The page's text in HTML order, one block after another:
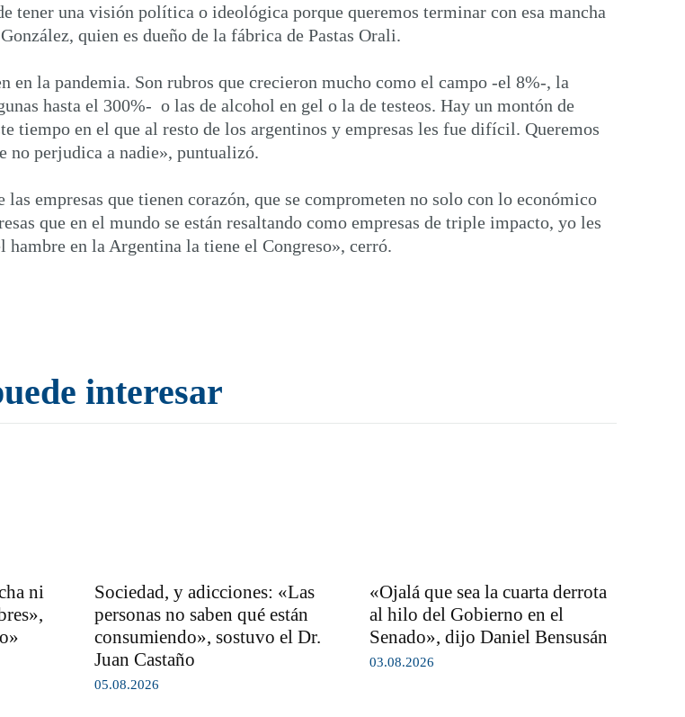
tener una visión política o ideológica porque queremos terminar con esa mancha
quien es dueño de la fábrica de Pastas Orali.
en la pandemia. Son rubros que crecieron mucho como el campo -el 8%-, la
hasta el 300%- o las de alcohol en gel o la de testeos. Hay un montón de
tiempo en el que al resto de los argentinos y empresas les fue difícil. Queremos
no perjudica a nadie», puntualizó.
empresas que tienen corazón, que se comprometen no solo con lo económico
que en el mundo se están resaltando como empresas de triple impacto, yo les
en la Argentina la tiene el Congreso», cerró.
interesar
ni
Sociedad, y adicciones: «Las
personas no saben qué están
consumiendo», sostuvo el Dr.
Juan Castaño
05.08.2026
«Ojalá que sea la cuarta derrota
al hilo del Gobierno en el
Senado», dijo Daniel Bensusán
03.08.2026